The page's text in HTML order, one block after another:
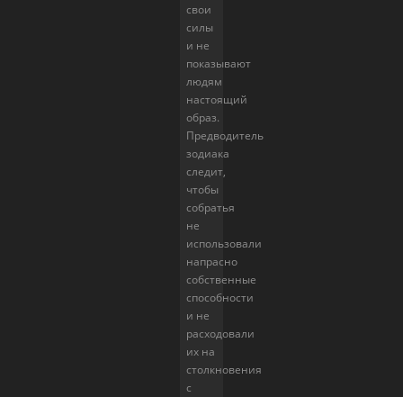
свои
силы
и не
показывают
людям
настоящий
образ.
Предводитель
зодиака
следит,
чтобы
собратья
не
использовали
напрасно
собственные
способности
и не
расходовали
их на
столкновения
с